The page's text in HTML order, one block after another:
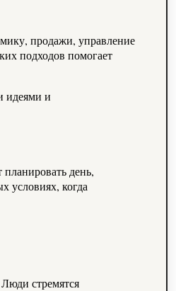
продажи, управление
подходов помогает
идеями и
день,
условиях, когда
стремятся